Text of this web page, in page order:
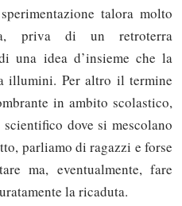
talora molto
priva di un retroterra
una idea d’insieme che la
illumini. Per altro il termine
in ambito scolastico,
dove si mescolano
parliamo di ragazzi e forse
ma, eventualmente, fare
la ricaduta.